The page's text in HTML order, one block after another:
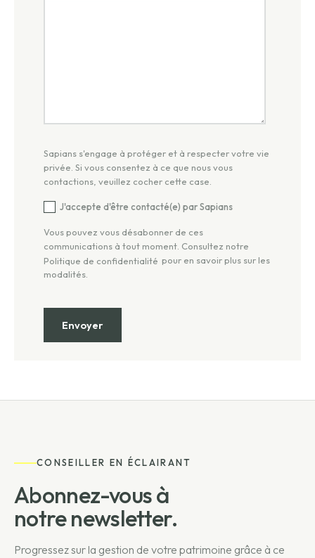
Sapians s'engage à protéger et à respecter votre vie
privée. Si vous consentez à ce que nous vous
contactions, veuillez cocher cette case.
J'accepte d'être contacté(e) par Sapians
Vous pouvez vous désabonner de ces
communications à tout moment. Consultez notre
Politique de confidentialité pour en savoir plus sur les
modalités.
CONSEILLER EN ÉCLAIRANT
Abonnez-vous à
notre newsletter.
Progressez sur la gestion de votre patrimoine grâce à ce